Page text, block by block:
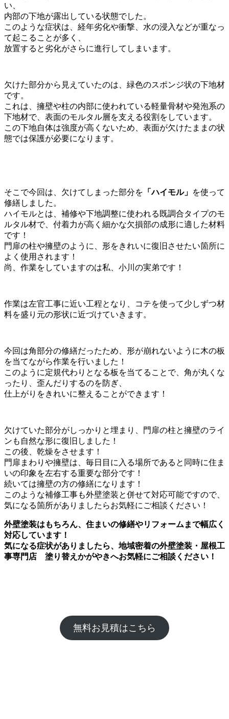
い、
内部の下地が露出している状態でした。
このような症状は、経年劣化や衝撃、水の浸入などが重なっ
て起こることが多く、
放置すると劣化がさらに進行してしまいます。
欠けた部分から見えていたのは、緑色のスポンジ状の下地材
です。
これは、擁壁や柱の内部に使われている軽量骨材や発泡系の
下地材で、表面のモルタル層を支える役割をしています。
この下地自体は強度が高くないため、表面が欠けたままの状
態では保護が必要になります。
そこで今回は、欠けてしまった部分を 「ハイモル」 を使って
修繕しました。
ハイモルとは、補修や下地調整に使われる既調合タイプのモ
ルタル材で、付着力が高く細かな欠損部の成形に適した材料
です！
門扉の柱や擁壁のように、形をきれいに復旧させたい箇所に
よく使用されます！
尚、作業をしていますのは私、小川の実弟です！
作業は左官工事に近い工程となり、コテを使って少しずつ材
料を盛り元の形状に近づけていきます。
今回は角部分の修繕だったため、形が崩れないように木の板
を当てながら作業を行いました！
このように定規代わりとなる板を当てることで、角が丸くな
ったり、歪んだりするのを防ぎ、
仕上がりをきれいに整えることができます！
欠けていた部分がしっかりと埋まり、門扉の柱と擁壁のライ
ンも自然な形に復旧しました！
この後、乾燥をさせます！
門扉まわりや擁壁は、毎日目に入る場所であると同時に住ま
いの印象を左右する重要な部分です！
続いては擁壁の方の修繕になります！
このような補修工事も外壁塗装と併せて対応可能ですので、
気になる箇所がありましたらお気軽にご相談ください！
外壁塗装はもちろん、住まいの修繕やリフォームまで幅広く
対応しています！
気になる症状がありましたら、地域密着の外壁塗装・屋根工
事専門店 塗り替えかがやきへお気軽にご相談ください！
無料お見積はこちら